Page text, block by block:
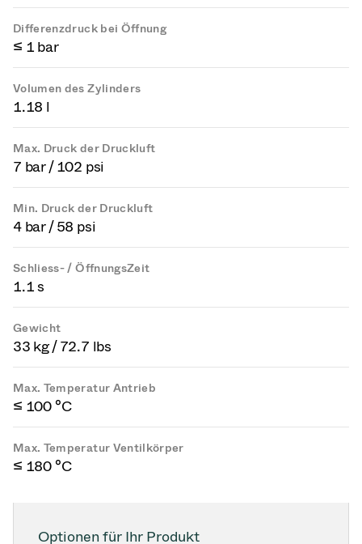
Differenzdruck bei Öffnung
≤ 1 bar
Volumen des Zylinders
1.18 l
Max. Druck der Druckluft
7 bar / 102 psi
Min. Druck der Druckluft
4 bar / 58 psi
Schliess- / ÖffnungsZeit
1.1 s
Gewicht
33 kg / 72.7 lbs
Max. Temperatur Antrieb
≤ 100 °C
Max. Temperatur Ventilkörper
≤ 180 °C
Optionen für Ihr Produkt